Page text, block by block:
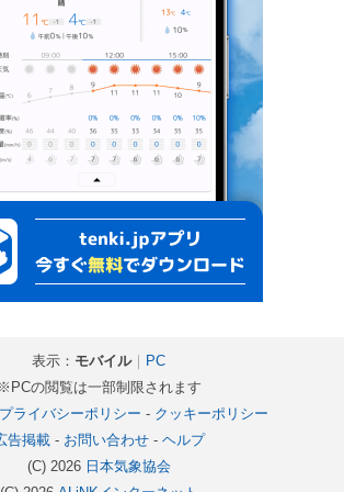
表示： モバイル｜
PC
※PCの閲覧は一部制限されます
プライバシーポリシー - クッキーポリシー
告掲載- お問い合わせ- ヘルプ
(C) 2026 日本気象協会